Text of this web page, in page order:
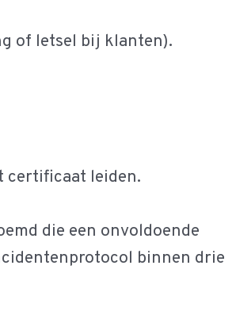
of letsel bij klanten).
certificaat leiden.
die een onvoldoende
binnen drie